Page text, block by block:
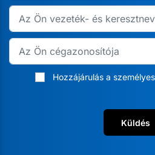
Hozzájárulás a
Küldés